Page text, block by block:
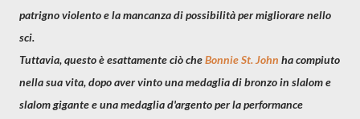
patrigno violento e la mancanza di possibilità per migliorare nello
sci.
Tuttavia, questo è esattamente ciò cheBonnie St. John ha compiuto
nella sua vita, dopo aver vinto una medaglia di bronzo in slalom e
slalom gigante e una medaglia d'argento per la performance